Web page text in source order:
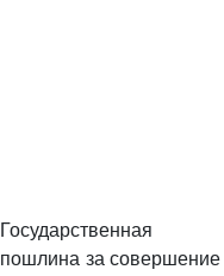
Государственная
пошлина за совершение